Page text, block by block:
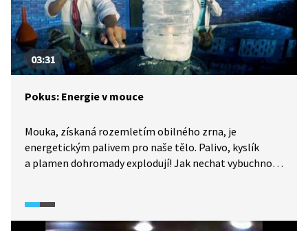
03:31
Pokus: Energie v mouce
Mouka, získaná rozemletím obilného zrna, je
energetickým palivem pro naše tělo. Palivo, kyslík
a plamen dohromady explodují! Jak nechat vybuchnout